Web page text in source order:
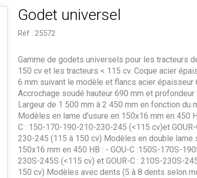
Godet universel
Réf : 25572
Gamme de godets universels pour les tracteurs
150 cv et les tracteurs < 115 cv. Coque acier
6 mm suivant le modèle et flancs acier épaisseur
Accrochage soudé hauteur 690 mm et profondeur
Largeur de 1 500 mm à 2 450 mm en fonction du
Modèles en lame d’usure en 150x16 mm en 450
C : 150-170-190-210-230-245 (<115 cv)et GOUR-
230-245 (115 à 150 cv) Modèles en double lame
150x16 mm en 450 HB : - GOU-C :150S-170S-
230S-245S (<115 cv) et GOUR-C : 210S-230S-
150 cv) Modèles avec dents (5 à 8 dents selon